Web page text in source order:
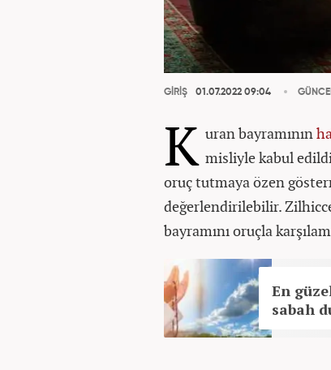
GİRİŞ 01.07.2022 09:04
K uran bayramının
misliyle kabul
oruç tutmaya özen
değerlendirilebilir.
bayramını oruçla
En
sabah